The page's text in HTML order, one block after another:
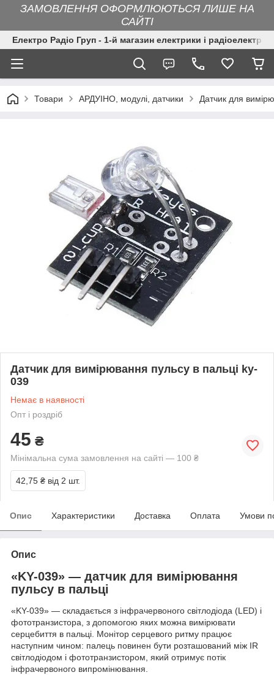
ЗАМОВЛЕННЯ ОФОРМЛЮЮТЬСЯ ЛИШЕ НА
САЙТІ
Електро Радіо Груп - 1-й магазин електрики і
Товари АРДУІНО, модулі, датчики Датчик для
Датчик для вимірювання пульсу в пальці ky-
039
Немає в наявності
Опт і роздріб
45 ₴
Мінімальна сума замовлення на сайті — 100 ₴
42,75 ₴ від 2 шт.
Опис Характеристики Доставка Оплата Умови
Опис
«KY-039» — датчик для вимірювання
пульсу в пальці
«KY-039» — складається з інфрачервоного світлодіода (LED) і
фототранзистора, з допомогою яких можна вимірювати
серцебиття в пальці. Монітор серцевого ритму працює
наступним чином: палець повинен бути розташований між IR
світлодіодом і фототранзистором, який отримує потік
інфрачервоного випромінювання.